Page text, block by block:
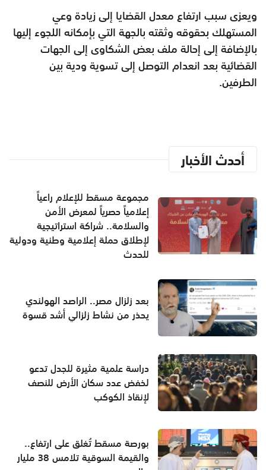
ويعزى سبب ارتفاع معدل القضايا إلى زيادة وعي
المستهلك بحقوقه وثقته بالجهة التي بإمكانه اللجوء إليها
بالإضافة إلى إحالة ملف بعض الشكاوى إلى الجهات
القضائية بعد انعدام التوصل إلى تسوية ودية بين
الطرفين.
أحدث الأخبار
مجموعة مسقط للإعلام راعياً
إعلامياً حصرياً لمعرض الأمن
والسلامة.. شراكة استراتيجية
لإطلاق حملة إعلامية وطنية ودولية
للحدث
بعد زلزال مصر.. الراصد الهولندي
يحذر من نشاط زلزالي أشد قسوة
دراسة علمية مثيرة للجدل تدعو
لخفض عدد سكان الأرض للنصف
لإنقاذ الكوكب
بورصة مسقط تُغلق على ارتفاع..
والقيمة السوقية تلامس 38 مليار